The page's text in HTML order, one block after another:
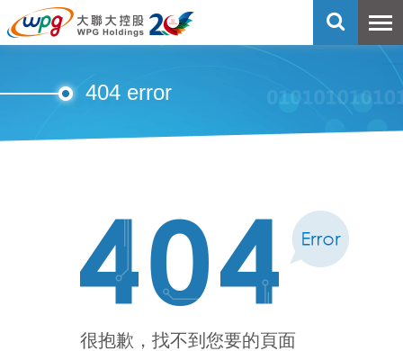
404 error
很抱歉，找不到您要的頁面